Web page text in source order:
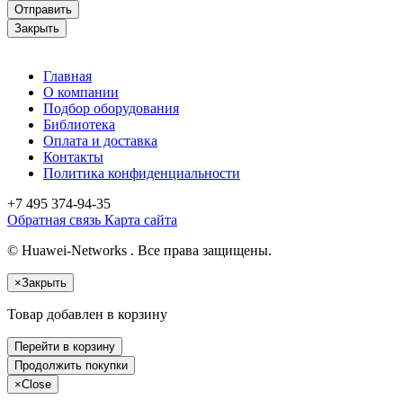
Отправить
Закрыть
Главная
О компании
Подбор оборудования
Библиотека
Оплата и доставка
Контакты
Политика конфиденциальности
+7 495 374-94-35
Обратная связь Карта сайта
© Huawei-Networks . Все права защищены.
×Закрыть
Товар добавлен в корзину
Перейти в корзину
Продолжить покупки
×Close